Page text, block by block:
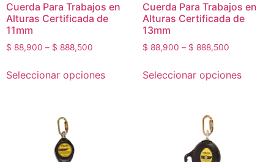
Cuerda Para Trabajos en
Alturas Certificada de
11mm
$ 88,900 – $ 888,500
Seleccionar opciones
Cuerda Para Trabajos en
Alturas Certificada de
13mm
$ 88,900 – $ 888,500
Seleccionar opciones